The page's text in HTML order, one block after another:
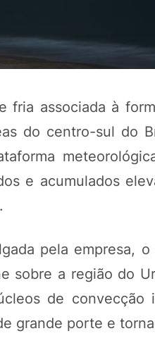
fria associada à
do centro-sul do
e acumulados
pela empresa,
sobre a região do
de
grande porte e